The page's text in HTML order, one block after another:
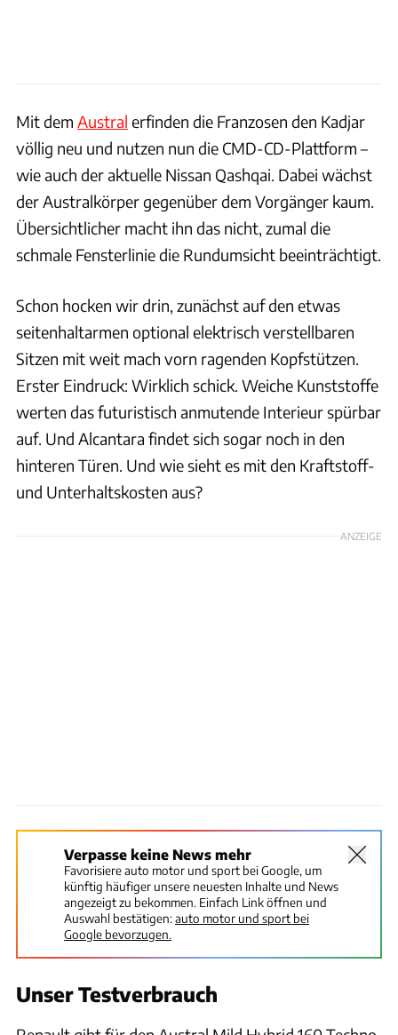
Mit dem Austral erfinden die Franzosen den Kadjar
völlig neu und nutzen nun die CMD-CD-Plattform –
wie auch der aktuelle Nissan Qashqai. Dabei wächst
der Australkörper gegenüber dem Vorgänger kaum.
Übersichtlicher macht ihn das nicht, zumal die
schmale Fensterlinie die Rundumsicht beeinträchtigt.
Schon hocken wir drin, zunächst auf den etwas
seitenhaltarmen optional elektrisch verstellbaren
Sitzen mit weit mach vorn ragenden Kopfstützen.
Erster Eindruck: Wirklich schick. Weiche Kunststoffe
werten das futuristisch anmutende Interieur spürbar
auf. Und Alcantara findet sich sogar noch in den
hinteren Türen. Und wie sieht es mit den Kraftstoff-
und Unterhaltskosten aus?
ANZEIGE
Verpasse keine News mehr
Favorisiere auto motor und sport bei Google, um
künftig häufiger unsere neuesten Inhalte und News
angezeigt zu bekommen. Einfach Link öffnen und
Auswahl bestätigen:auto motor und sport bei
Google bevorzugen.
Unser Testverbrauch